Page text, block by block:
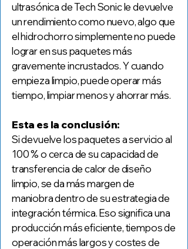
ultrasónica de Tech Sonic le devuelve
un rendimiento como nuevo, algo que
el hidrochorro simplemente no puede
lograr en sus paquetes más
gravemente incrustados. Y cuando
empieza limpio, puede operar más
tiempo, limpiar menos y ahorrar más.
Esta es la conclusión:
Si devuelve los paquetes a servicio al
100 % o cerca de su capacidad de
transferencia de calor de diseño
limpio, se da más margen de
maniobra dentro de su estrategia de
integración térmica. Eso significa una
producción más eficiente, tiempos de
operación más largos y costes de